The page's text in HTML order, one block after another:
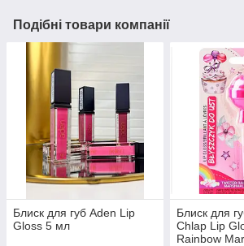
Подібні товари компанії
Блиск для губ Aden Lip
Gloss 5 мл
Блиск для
Chlap Lip
Rainbow